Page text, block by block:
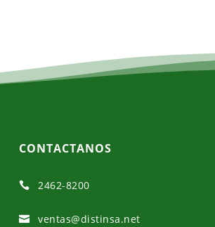
CONTACTANOS
 2462-8200
 ventas@distinsa.net